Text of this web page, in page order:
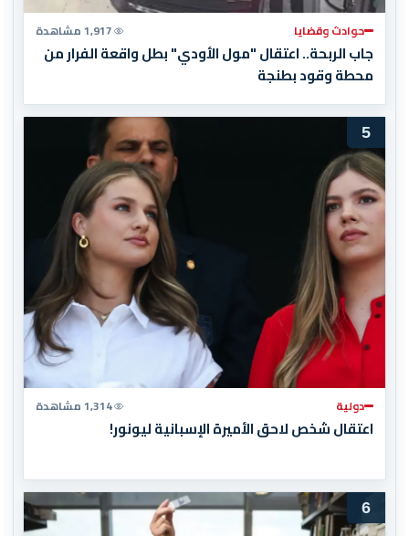
حوادث وقضايا 1,917 مشاهدة
جاب الربحة.. اعتقال "مول الأودي" بطل واقعة الفرار من
محطة وقود بطنجة
5
دولية 1,314 مشاهدة
اعتقال شخص لاحق الأميرة الإسبانية ليونور!
6